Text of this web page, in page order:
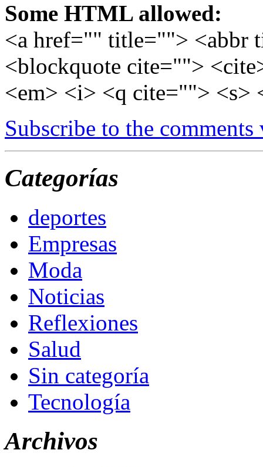
Some HTML allowed:
<a href="" title=""> <abbr
<blockquote cite="">
<em> <i> <q cite=""> <s>
Subscribe to the comments
Categorías
deportes
Empresas
Moda
Noticias
Reflexiones
Salud
Sin categoría
Tecnología
Archivos